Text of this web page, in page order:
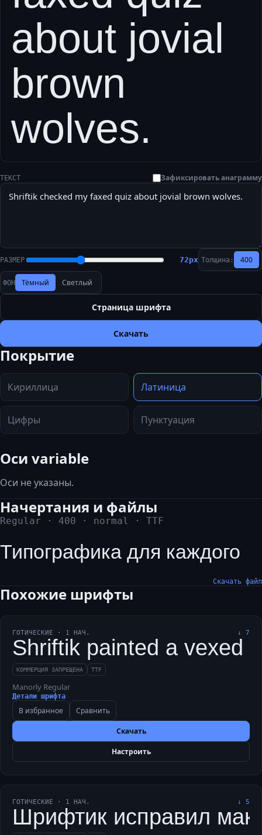
about jovial
brown
wolves.
ТЕКСТ Зафиксировать анаграмму
РАЗМЕР 72px Толщина: 400
ФОН Тёмный Светлый
Страница шрифта
Скачать
Покрытие
Кириллица Латиница
Цифры Пунктуация
Оси variable
Оси не указаны.
Начертания и файлы
Regular · 400 · normal · TTF
Типографика для каждого
Скачать файл
Похожие шрифты
ГОТИЧЕСКИЕ · 1 НАЧ. ↓ 7
Shriftik painted a vexed
КОММЕРЦИЯ ЗАПРЕЩЕНА TTF
Manorly Regular
Детали шрифта
В избранное Сравнить
Скачать
Настроить
ГОТИЧЕСКИЕ · 1 НАЧ. ↓ 5
Шрифтик исправил